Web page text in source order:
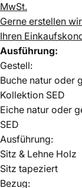
MwSt.
Gerne erstellen
Ihren
Ausführung:
Gestell:
Buche natur oder
Kollektion SED
Eiche natur oder
SED
Ausführung:
Sitz & Lehne Holz
Sitz tapeziert
Bezug: